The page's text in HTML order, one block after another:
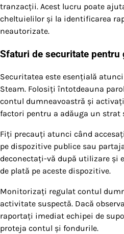
tranzacții. Acest lucru poate
cheltuielilor și la identificarea
neautorizate.
Sfaturi de securitate pentru
Securitatea este esențială
Steam. Folosiți întotdeauna
contul dumneavoastră și
factori pentru a adăuga un strat
Fiți precauți atunci când
pe dispozitive publice sau
deconectați-vă după utilizare
de plată pe aceste dispozitive.
Monitorizați regulat contul
activitate suspectă. Dacă
raportați imediat echipei de
proteja contul și fondurile.